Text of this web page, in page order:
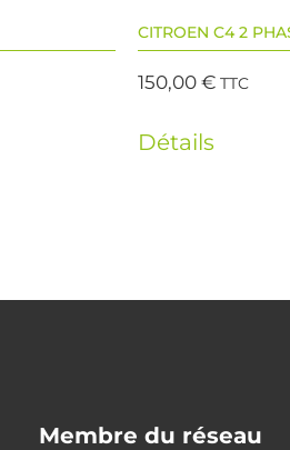
CITROEN C4 2
150,00€ TTC
Détails
Membre du réseau